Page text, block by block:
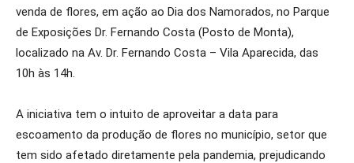
venda de flores, em ação ao Dia dos Namorados, no Parque
de Exposições Dr. Fernando Costa (Posto de Monta),
localizado na Av. Dr. Fernando Costa – Vila Aparecida, das
10h às 14h.
A iniciativa tem o intuito de aproveitar a data para
escoamento da produção de flores no município, setor que
tem sido afetado diretamente pela pandemia, prejudicando